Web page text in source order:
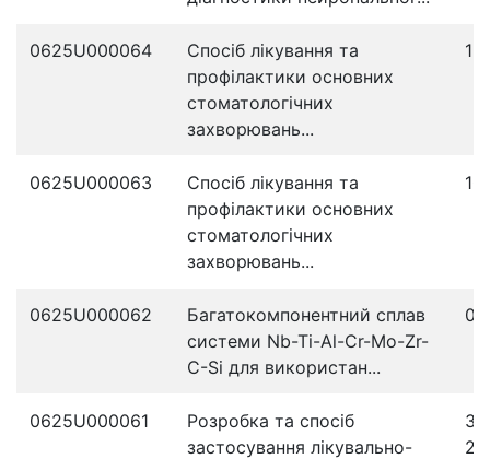
0625U000064
Спосіб лікування та
профілактики основних
стоматологічних
захворювань...
0625U000063
Спосіб лікування та
профілактики основних
стоматологічних
захворювань...
0625U000062
Багатокомпонентний сплав
системи Nb-Ti-Al-Cr-Mo-Zr-
C-Si для використан...
0625U000061
Розробка та спосіб
застосування лікувально-